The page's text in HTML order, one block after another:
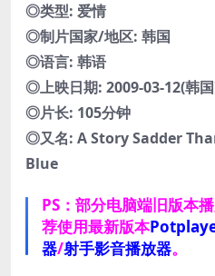
◎类型: 爱情
◎制片国家/地区: 韩国
◎语言: 韩语
◎上映日期: 2009-03-12(韩
◎片长: 105分钟
◎又名: A Story Sadder
Blue
PS：部分电脑端旧版本
荐使用最新版本
器/射手影音播放器。